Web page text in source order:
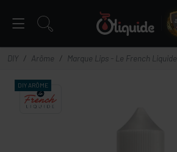
DIY Arôme Marque Lips - Le French Liquide
DIY ARÔME